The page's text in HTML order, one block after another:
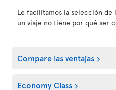
Le facilitamos la selección de
un viaje no tiene por qué ser
Compare las ventajas
Economy Class